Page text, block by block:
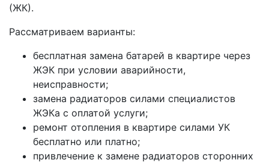
(ЖК).
Рассматриваем варианты:
бесплатная замена батарей в квартире через
ЖЭК при условии аварийности,
неисправности;
замена радиаторов силами специалистов
ЖЭКа с оплатой услуги;
ремонт отопления в квартире силами УК
бесплатно или платно;
привлечение к замене радиаторов сторонних